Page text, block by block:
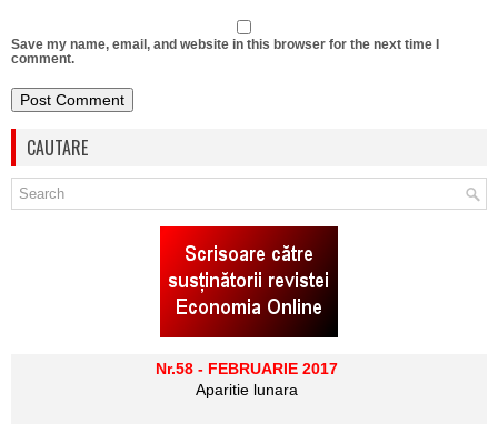
Save my name, email, and website in this browser for the next time I
comment.
CAUTARE
Nr.58 - FEBRUARIE 2017
Aparitie lunara